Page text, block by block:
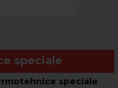
speciale
speciale